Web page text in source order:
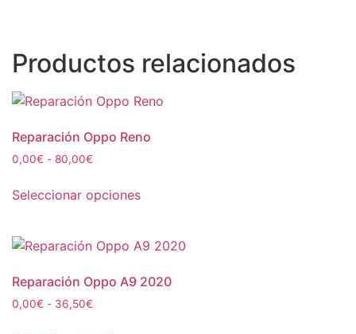
Productos relacionados
Reparación Oppo Reno
0,00€ - 80,00€
Seleccionar opciones
Reparación Oppo A9 2020
0,00€ - 36,50€